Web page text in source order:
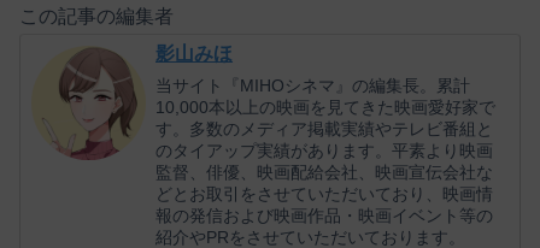
この記事の編集者
影山みほ
当サイト『MIHOシネマ』の編集長。累計
10,000本以上の映画を見てきた映画愛好家で
す。多数のメディア掲載実績やテレビ番組と
のタイアップ実績があります。平素より映画
監督、俳優、映画配給会社、映画宣伝会社な
どとお取引をさせていただいており、映画情
報の発信および映画作品・映画イベント等の
紹介やPRをさせていただいております。